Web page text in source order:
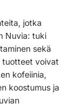
jotka
Nuvia: tuki
sekä
tuotteet voivat
kofeiinia,
koostumus ja